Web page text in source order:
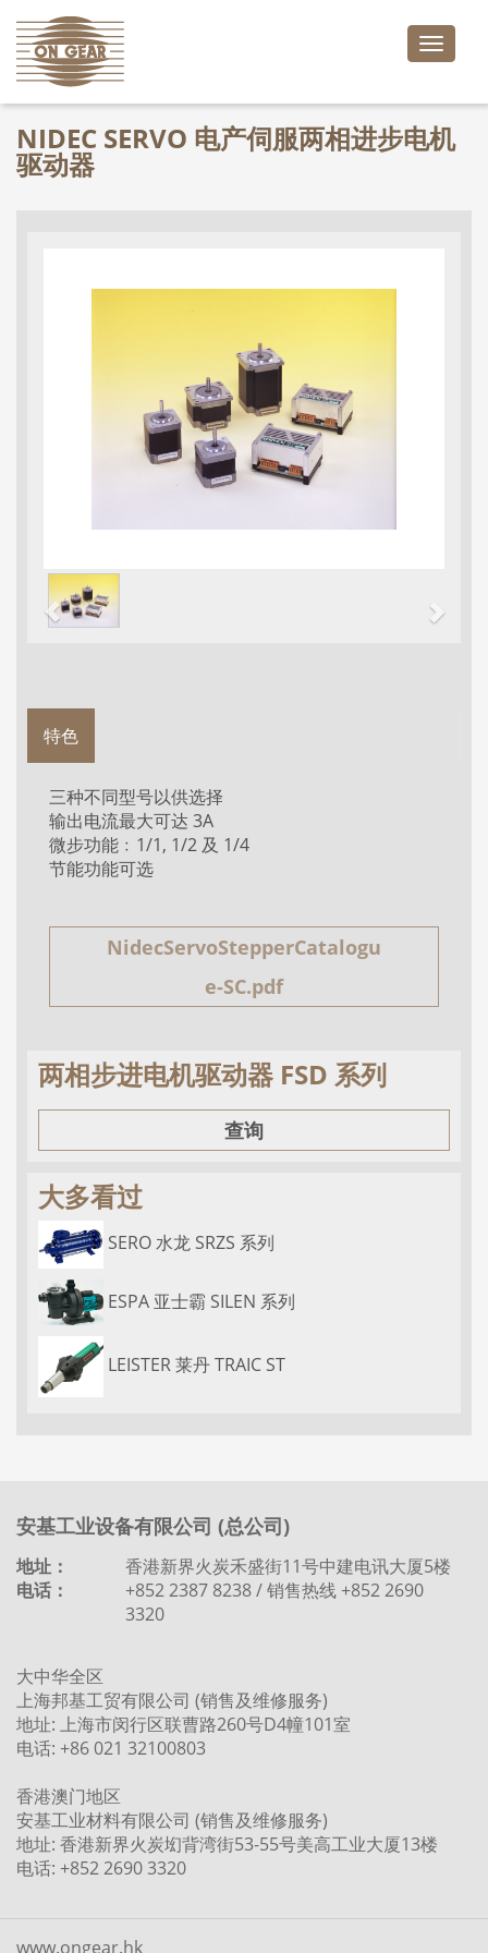
Toggle
NIDEC SERVO 电产伺服两相进步电机
驱动器
特色
三种不同型号以供选择
输出电流最大可达 3A
微步功能﹕1/1, 1/2 及 1/4
节能功能可选
NidecServoStepperCatalogu
e-SC.pdf
两相步进电机驱动器 FSD 系列
查询
大多看过
SERO 水龙 SRZS 系列
ESPA 亚士霸 SILEN 系列
LEISTER 莱丹 TRAIC ST
安基工业设备有限公司 (总公司)
地址：
香港新界火炭禾盛街11号中建电讯大厦5楼
电话：
+852 2387 8238 / 销售热线 +852 2690
3320
大中华全区
上海邦基工贸有限公司 (销售及维修服务)
地址: 上海市闵行区联曹路260号D4幢101室
电话: +86 021 32100803
香港澳门地区
安基工业材料有限公司 (销售及维修服务)
地址: 香港新界火炭㘭背湾街53-55号美高工业大厦13楼
电话: +852 2690 3320
www.ongear.hk